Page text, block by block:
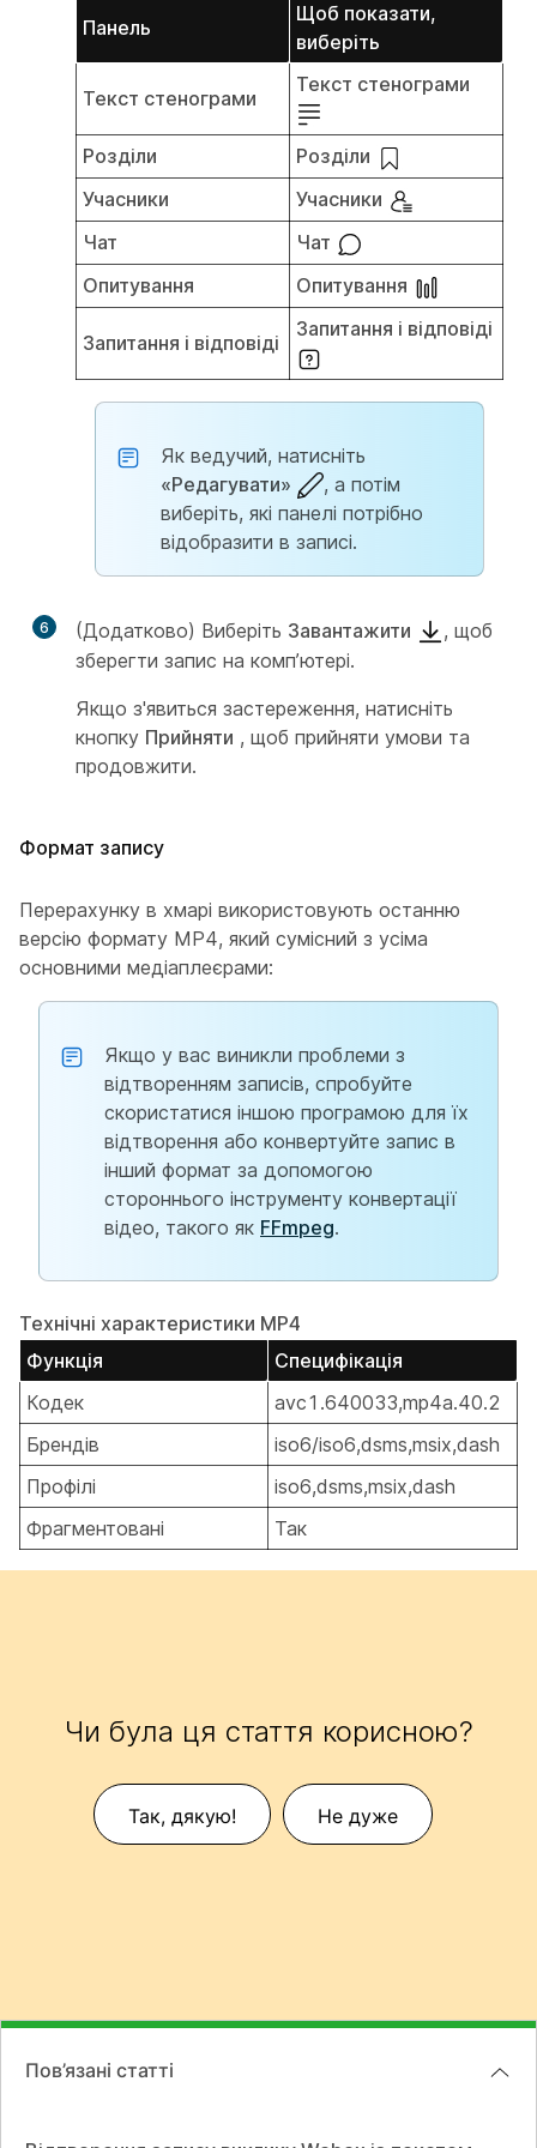
Панель
Щоб показати,
виберіть
Текст стенограми
Текст стенограми
Розділи
Розділи
Учасники
Учасники
Чат
Чат
Опитування
Опитування
Запитання і відповіді
Запитання і відповіді
Як ведучий, натисніть
«Редагувати»
, а потім
виберіть, які панелі потрібно
відобразити в записі.
6 (Додатково) Виберіть Завантажити
, щоб
зберегти запис на комп’ютері.
Якщо з'явиться застереження, натисніть
кнопку Прийняти , щоб прийняти умови та
продовжити.
Формат запису
Перерахунку в хмарі використовують останню
версію формату MP4, який сумісний з усіма
основними медіаплеєрами:
Якщо у вас виникли проблеми з
відтворенням записів, спробуйте
скористатися іншою програмою для їх
відтворення або конвертуйте запис в
інший формат за допомогою
стороннього інструменту конвертації
відео, такого як FFmpeg.
Технічні характеристики MP4
Функція
Специфікація
Кодек
avc1.640033,mp4a.40.2
Брендів
iso6/iso6,dsms,msix,dash
Профілі
iso6,dsms,msix,dash
Фрагментовані
Так
Чи була ця стаття корисною?
Так, дякую! Не дуже
Пов’язані статті